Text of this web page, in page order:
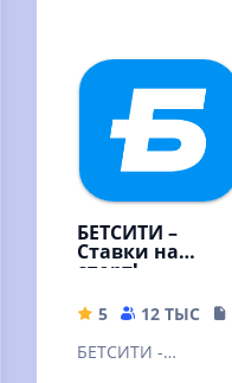
БЕТСИТИ –
Ставки на
спорт!
5 12 ТЫС
БЕТСИТИ -